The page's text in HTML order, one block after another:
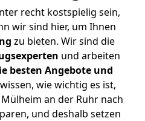
recht kostspielig sein,
wir sind hier, um Ihnen
zu bieten. Wir sind die
und arbeiten
besten Angebote und
wie wichtig es ist,
an der Ruhr nach
und deshalb setzen